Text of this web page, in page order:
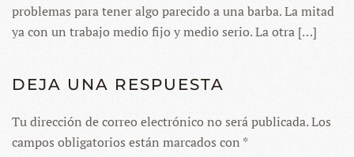
problemas para tener algo parecido a una barba. La mitad
ya con un trabajo medio fijo y medio serio. La otra […]
DEJA UNA RESPUESTA
Tu dirección de correo electrónico no será publicada. Los
campos obligatorios están marcados con *